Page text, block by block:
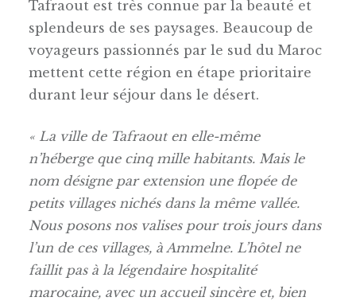
Tafraout est très connue par la beauté et
splendeurs de ses paysages. Beaucoup de
voyageurs passionnés par le sud du Maroc
mettent cette région en étape prioritaire
durant leur séjour dans le désert.
« La ville de Tafraout en elle-même
n’héberge que cinq mille habitants. Mais le
nom désigne par extension une flopée de
petits villages nichés dans la même vallée.
Nous posons nos valises pour trois jours dans
l’un de ces villages, à Ammelne. L’hôtel ne
faillit pas à la légendaire hospitalité
marocaine, avec un accueil sincère et, bien